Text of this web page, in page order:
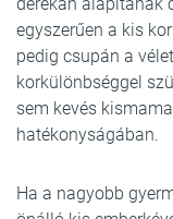
egyszerűen a kis
pedig csupán a
korkülönbséggel
sem kevés
hatékonyságában.
Ha a nagyobb